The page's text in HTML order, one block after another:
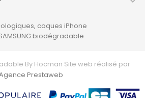
coques iPhone
biodégradable
By Hocman Site web réalisé par
Prestaweb